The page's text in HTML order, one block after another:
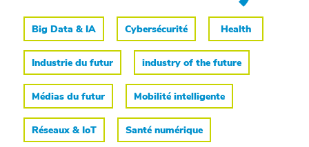
Big Data & IA Cybersécurité Health
Industrie du futur industry of the future
Médias du futur Mobilité intelligente
Réseaux & IoT Santé numérique